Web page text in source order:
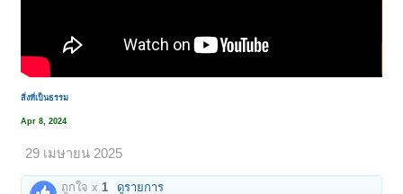
สิ่งที่เป็นธรรม
Apr 8, 2024
29 เมษายน 2025
ถูกใจ x 1 ดูรายการ